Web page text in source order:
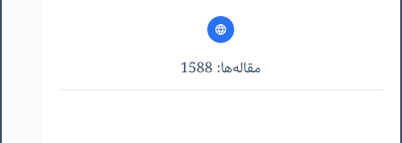
مقاله‌ها: 1588